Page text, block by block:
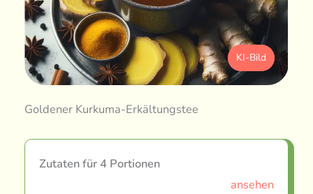
KI-Bild
Goldener Kurkuma-Erkältungstee
Zutaten für 4 Portionen
ansehen